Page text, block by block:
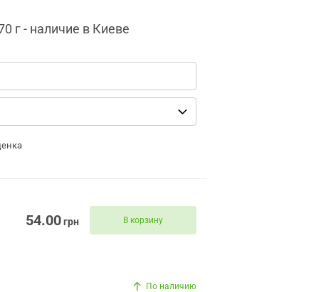
г - наличие в Киеве
54.00грн В корзину
По наличию